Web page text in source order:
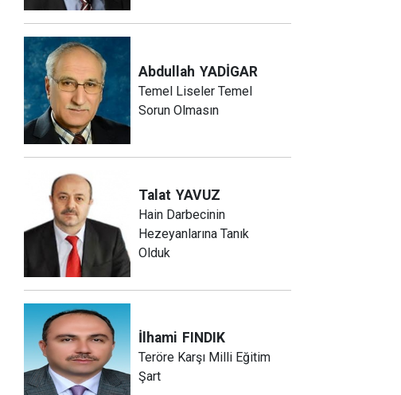
Abdullah YADİGAR
Temel Liseler Temel
Sorun Olmasın
Talat YAVUZ
Hain Darbecinin
Hezeyanlarına Tanık
Olduk
İlhami FINDIK
Teröre Karşı Milli Eğitim
Şart